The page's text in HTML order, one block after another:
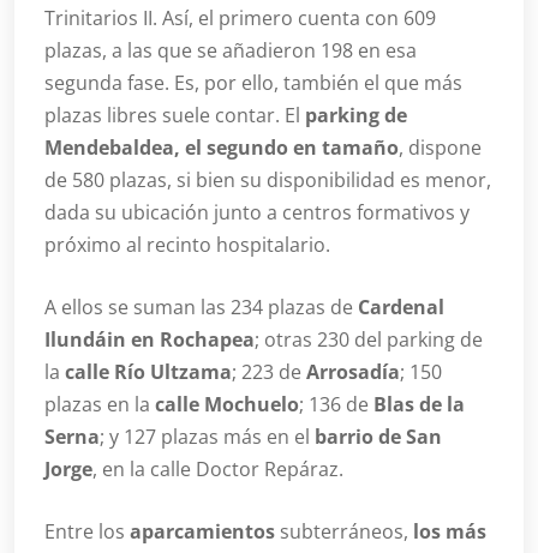
Trinitarios II. Así, el primero cuenta con 609
plazas, a las que se añadieron 198 en esa
segunda fase. Es, por ello, también el que más
plazas libres suele contar. El parking de
Mendebaldea, el segundo en tamaño, dispone
de 580 plazas, si bien su disponibilidad es menor,
dada su ubicación junto a centros formativos y
próximo al recinto hospitalario.
A ellos se suman las 234 plazas de Cardenal
Ilundáin en Rochapea; otras 230 del parking de
la calle Río Ultzama; 223 de Arrosadía; 150
plazas en la calle Mochuelo; 136 de Blas de la
Serna; y 127 plazas más en el barrio de San
Jorge, en la calle Doctor Repáraz.
Entre los aparcamientos subterráneos, los más